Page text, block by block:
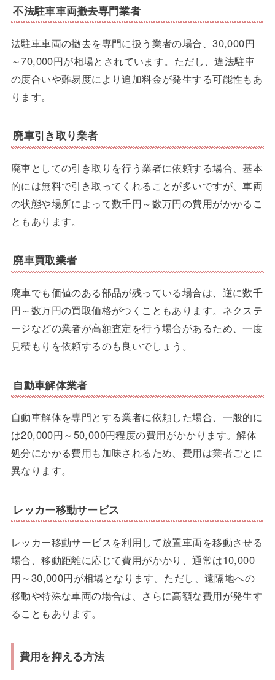
不法駐車車両撤去専門業者
法駐車車両の撤去を専門に扱う業者の場合、30,000円
～70,000円が相場とされています。ただし、違法駐車
の度合いや難易度により追加料金が発生する可能性もあ
ります。
廃車引き取り業者
廃車としての引き取りを行う業者に依頼する場合、基本
的には無料で引き取ってくれることが多いですが、車両
の状態や場所によって数千円～数万円の費用がかかるこ
ともあります。
廃車買取業者
廃車でも価値のある部品が残っている場合は、逆に数千
円～数万円の買取価格がつくこともあります。ネクステ
ージなどの業者が高額査定を行う場合があるため、一度
見積もりを依頼するのも良いでしょう。
自動車解体業者
自動車解体を専門とする業者に依頼した場合、一般的に
は20,000円～50,000円程度の費用がかかります。解体
処分にかかる費用も加味されるため、費用は業者ごとに
異なります。
レッカー移動サービス
レッカー移動サービスを利用して放置車両を移動させる
場合、移動距離に応じて費用がかかり、通常は10,000
円～30,000円が相場となります。ただし、遠隔地への
移動や特殊な車両の場合は、さらに高額な費用が発生す
ることもあります。
費用を抑える方法